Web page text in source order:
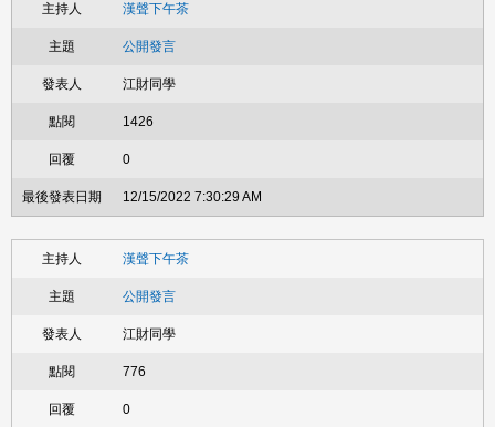
漢聲下午茶
公開發言
江財同學
1426
0
12/15/2022 7:30:29 AM
漢聲下午茶
公開發言
江財同學
776
0